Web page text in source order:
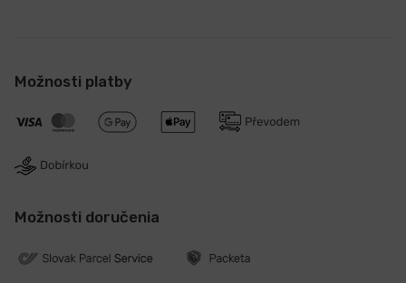
Možnosti platby
Možnosti doručenia